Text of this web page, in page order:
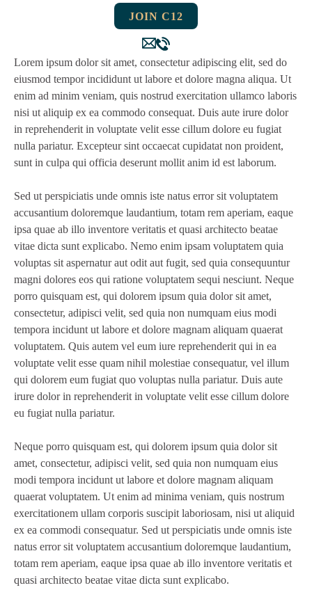
JOIN C12
Lorem ipsum dolor sit amet, consectetur adipiscing elit, sed do
eiusmod tempor incididunt ut labore et dolore magna aliqua. Ut
enim ad minim veniam, quis nostrud exercitation ullamco laboris
nisi ut aliquip ex ea commodo consequat. Duis aute irure dolor
in reprehenderit in voluptate velit esse cillum dolore eu fugiat
nulla pariatur. Excepteur sint occaecat cupidatat non proident,
sunt in culpa qui officia deserunt mollit anim id est laborum.
Sed ut perspiciatis unde omnis iste natus error sit voluptatem
accusantium doloremque laudantium, totam rem aperiam, eaque
ipsa quae ab illo inventore veritatis et quasi architecto beatae
vitae dicta sunt explicabo. Nemo enim ipsam voluptatem quia
voluptas sit aspernatur aut odit aut fugit, sed quia consequuntur
magni dolores eos qui ratione voluptatem sequi nesciunt. Neque
porro quisquam est, qui dolorem ipsum quia dolor sit amet,
consectetur, adipisci velit, sed quia non numquam eius modi
tempora incidunt ut labore et dolore magnam aliquam quaerat
voluptatem. Quis autem vel eum iure reprehenderit qui in ea
voluptate velit esse quam nihil molestiae consequatur, vel illum
qui dolorem eum fugiat quo voluptas nulla pariatur. Duis aute
irure dolor in reprehenderit in voluptate velit esse cillum dolore
eu fugiat nulla pariatur.
Neque porro quisquam est, qui dolorem ipsum quia dolor sit
amet, consectetur, adipisci velit, sed quia non numquam eius
modi tempora incidunt ut labore et dolore magnam aliquam
quaerat voluptatem. Ut enim ad minima veniam, quis nostrum
exercitationem ullam corporis suscipit laboriosam, nisi ut aliquid
ex ea commodi consequatur. Sed ut perspiciatis unde omnis iste
natus error sit voluptatem accusantium doloremque laudantium,
totam rem aperiam, eaque ipsa quae ab illo inventore veritatis et
quasi architecto beatae vitae dicta sunt explicabo.